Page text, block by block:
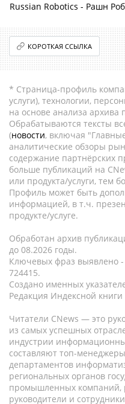
Russian Robotics - Рашн
КОРОТКАЯ ССЫЛКА
* Страница-профиль
услуги), технологии,
на основе анализа архива
Обрабатываются тексты
(новости, включая
аналитические обзоры
содержание партнёрских
больше публикаций на
или продукта/услуги, тем
Профиль может быть
информацией, в т.ч.
продукте/услуге.
Обработан архив
до 08.2026 годы.
Ключевых фраз выявлено -
724415.
Создано именных
Редакция Индексной книги
Читатели CNews — это
из самых успешных
индустрии
составляют топ-
департаментов
региональных органов
промышленных компаний,
руководители и